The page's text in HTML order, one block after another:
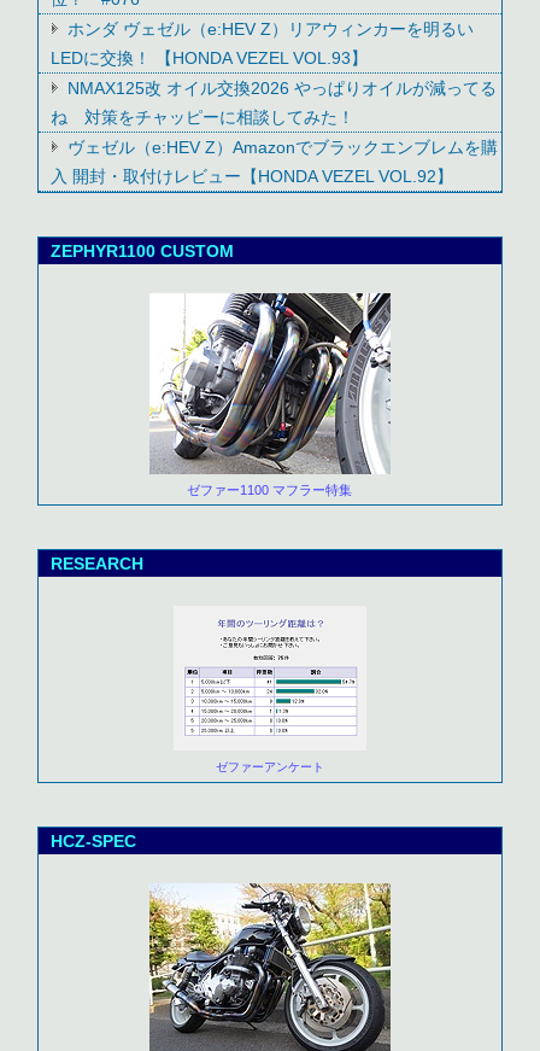
ホンダ ヴェゼル（e:HEV Z）リアウィンカーを明るい
LEDに交換！ 【HONDA VEZEL VOL.93】
NMAX125改 オイル交換2026 やっぱりオイルが減ってる
ね 対策をチャッピーに相談してみた！
ヴェゼル（e:HEV Z）Amazonでブラックエンブレムを購
入 開封・取付けレビュー【HONDA VEZEL VOL.92】
ZEPHYR1100 CUSTOM
ゼファー1100 マフラー特集
RESEARCH
ゼファーアンケート
HCZ-SPEC